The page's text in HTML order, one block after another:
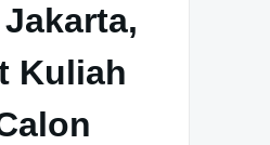
Kuliah